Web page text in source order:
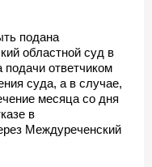
подана
областной суд в
подачи ответчиком
суда, а в случае,
месяца со дня
в
Междуреченский